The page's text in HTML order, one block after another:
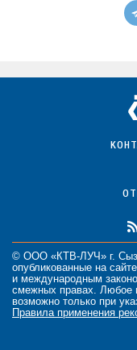
© ООО «КТВ-ЛУЧ» г.
опубликованные на
и международным
смежных правах. Любое
возможно только при
Правила применения